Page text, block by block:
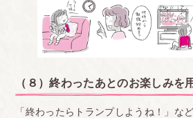
（８）終わったあとのお楽しみを
「終わったらトランプしようね！」な